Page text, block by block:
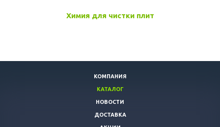
Химия для чистки плит
КОМПАНИЯ
КАТАЛОГ
НОВОСТИ
ДОСТАВКА